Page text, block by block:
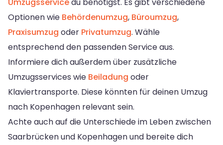
Optionen wie Behördenumzug, Büroumzug,
Praxisumzug oder Privatumzug. Wähle
entsprechend den passenden Service aus.
Informiere dich außerdem über zusätzliche
Umzugsservices wie Beiladung oder
Klaviertransporte. Diese könnten für deinen Umzug
nach Kopenhagen relevant sein.
Achte auch auf die Unterschiede im Leben zwischen
Saarbrücken und Kopenhagen und bereite dich